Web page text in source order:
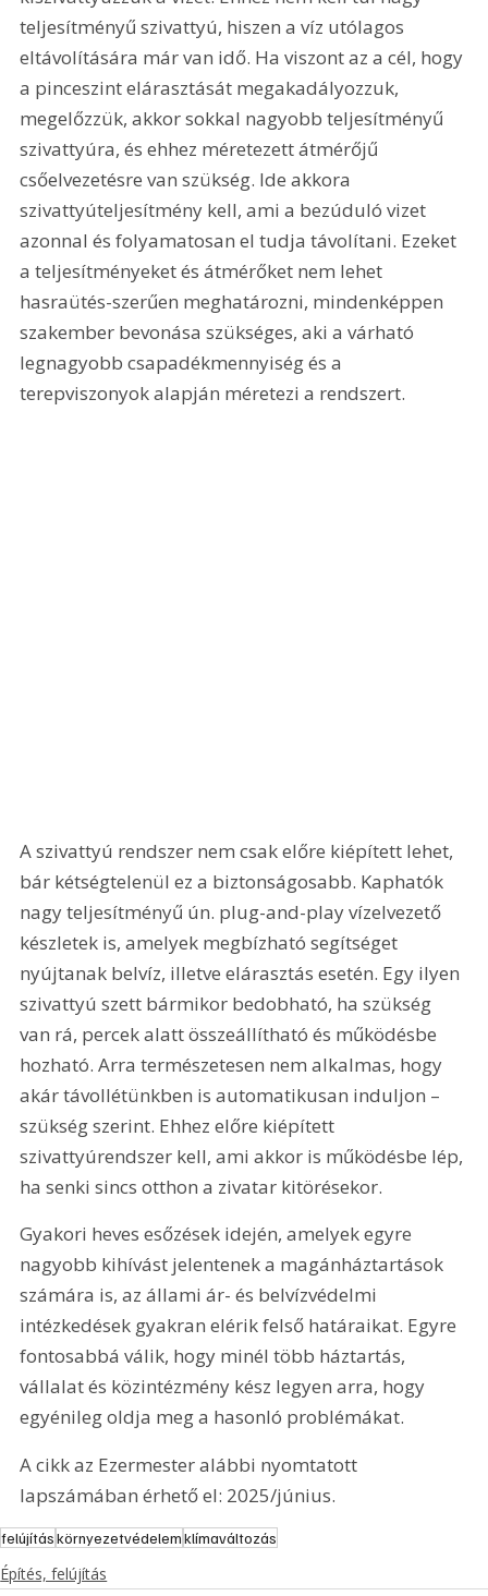
teljesítményű szivattyú, hiszen a víz utólagos
eltávolítására már van idő. Ha viszont az a cél, hogy
a pinceszint elárasztását megakadályozzuk,
megelőzzük, akkor sokkal nagyobb teljesítményű
szivattyúra, és ehhez méretezett átmérőjű
csőelvezetésre van szükség. Ide akkora
szivattyúteljesítmény kell, ami a bezúduló vizet
azonnal és folyamatosan el tudja távolítani. Ezeket
a teljesítményeket és átmérőket nem lehet
hasraütés-szerűen meghatározni, mindenképpen
szakember bevonása szükséges, aki a várható
legnagyobb csapadékmennyiség és a
terepviszonyok alapján méretezi a rendszert.
A szivattyú rendszer nem csak előre kiépített lehet,
bár kétségtelenül ez a biztonságosabb. Kaphatók
nagy teljesítményű ún. plug-and-play vízelvezető
készletek is, amelyek megbízható segítséget
nyújtanak belvíz, illetve elárasztás esetén. Egy ilyen
szivattyú szett bármikor bedobható, ha szükség
van rá, percek alatt összeállítható és működésbe
hozható. Arra természetesen nem alkalmas, hogy
akár távollétünkben is automatikusan induljon –
szükség szerint. Ehhez előre kiépített
szivattyúrendszer kell, ami akkor is működésbe lép,
ha senki sincs otthon a zivatar kitörésekor.
Gyakori heves esőzések idején, amelyek egyre
nagyobb kihívást jelentenek a magánháztartások
számára is, az állami ár- és belvízvédelmi
intézkedések gyakran elérik felső határaikat. Egyre
fontosabbá válik, hogy minél több háztartás,
vállalat és közintézmény kész legyen arra, hogy
egyénileg oldja meg a hasonló problémákat.
A cikk az Ezermester alábbi nyomtatott
lapszámában érhető el: 2025/június.
felújításkörnyezetvédelemklímaváltozás
Építés, felújítás